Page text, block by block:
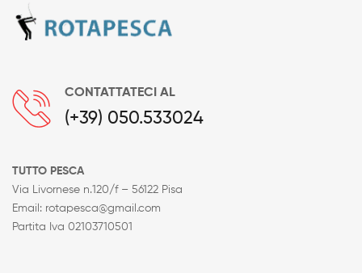
CONTATTATECI AL
(+39) 050.533024
TUTTO PESCA
Via Livornese n.120/f – 56122 Pisa
Email: rotapesca@gmail.com
Partita Iva 02103710501